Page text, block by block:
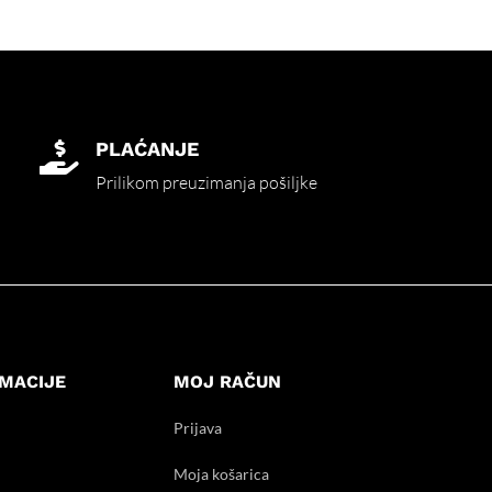
 PLAĆANJE
Prilikom preuzimanja pošiljke
MOJ RAČUN
Prijava
Moja košarica